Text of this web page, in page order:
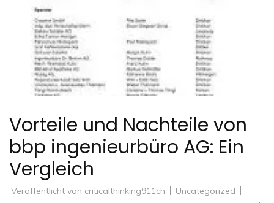
Vorteile und Nachteile von
bbp ingenieurbüro AG: Ein
Vergleich
Veröffentlicht von criticalthinking911ch
Uncategorized